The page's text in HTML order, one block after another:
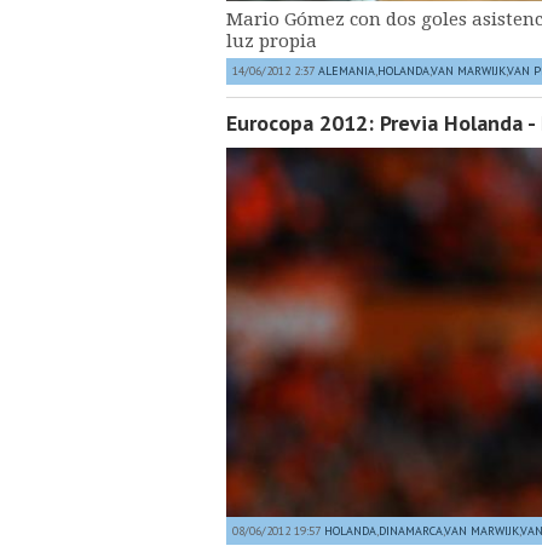
Mario Gómez con dos goles
luz propia
14/06/2012 2:37 ALEMANIA,HOLANDAVAN MARWIJKVAN
Eurocopa 2012: Previa Holanda -
08/06/2012 19:57 HOLANDA DINAMARCAVAN MARWIJK